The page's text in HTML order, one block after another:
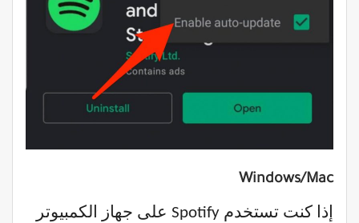
Windows/Mac
إذا كنت تستخدم Spotify على جهاز الكمبيوتر